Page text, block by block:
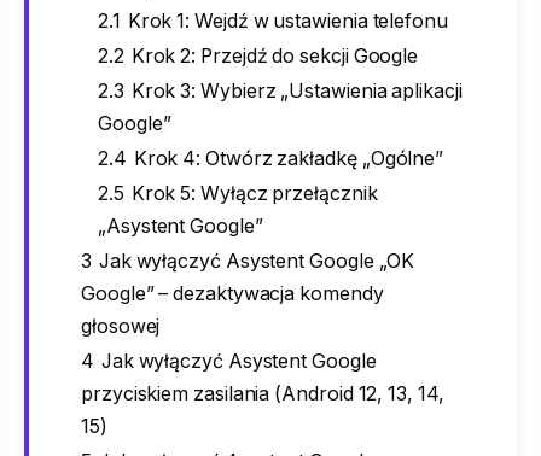
2.1
Krok 1: Wejdź w ustawienia telefonu
2.2 Krok 2: Przejdź do sekcji Google
2.3 Krok 3: Wybierz „Ustawienia aplikacji
Google”
2.4 Krok 4: Otwórz zakładkę „Ogólne”
2.5 Krok 5: Wyłącz przełącznik
„Asystent Google”
3 Jak wyłączyć Asystent Google „OK
Google” – dezaktywacja komendy
głosowej
4 Jak wyłączyć Asystent Google
przyciskiem zasilania (Android 12, 13, 14,
15)